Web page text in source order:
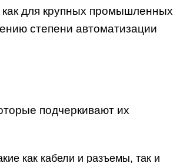
для крупных промышленных
степени автоматизации
подчеркивают их
как кабели и разъемы, так и